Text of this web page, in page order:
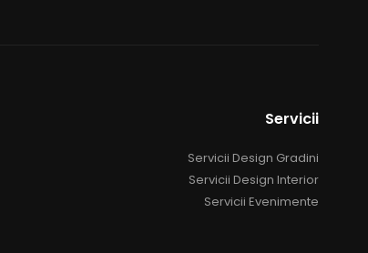
Servicii
Servicii Design Gradini
Servicii Design Interior
Servicii Evenimente